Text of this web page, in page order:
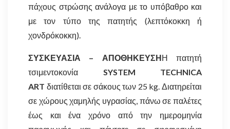
πάχους στρώσης ανάλογα με το υπόβαθρο και
με τον τύπο της πατητής (λεπτόκοκκη ή
χονδρόκοκκη).
ΣΥΣΚΕΥΑΣΙΑ – ΑΠΟΘΗΚΕΥΣΗΗ πατητή
τσιμεντοκονία SYSTEM TECHNICA
ART διατίθεται σε σάκους των 25 kg. Διατηρείται
σε χώρους χαμηλής υγρασίας, πάνω σε παλέτες
έως και ένα χρόνο από την ημερομηνία